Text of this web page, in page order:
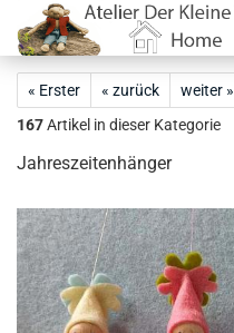
« Erster « zurück weiter »
167Artikel in dieser Kategorie
Jahreszeitenhänger